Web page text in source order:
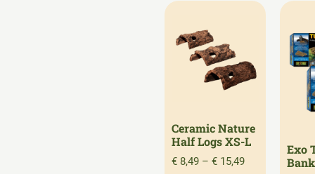
Ceramic Nature
Half Logs XS-L
€ 8,49 – € 15,49
Exo